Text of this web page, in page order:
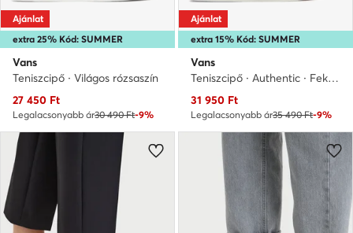
extra 25% Kód: SUMMER
Ajánlat
Vans
Teniszcipő · Világos rózsaszín
Aktuális ár
27 450 Ft
Legalacsonyabb ár30 490 Ft-9%
extra 15% Kód: SUMMER
Ajánlat
Vans
Teniszcipő · Authentic · Fekete
Aktuális ár
31 950 Ft
Legalacsonyabb ár35 490 Ft-9%